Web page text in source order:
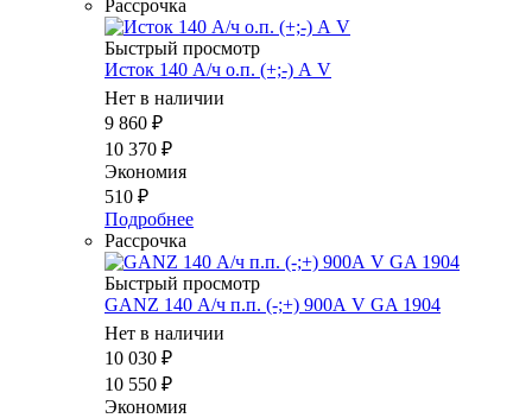
Рассрочка
Быстрый просмотр
Исток 140 А/ч о.п. (+;-) А V
Нет в наличии
9 860 ₽
10 370 ₽
Экономия
510 ₽
Подробнее
Рассрочка
Быстрый просмотр
GANZ 140 А/ч п.п. (-;+) 900А V GA 1904
Нет в наличии
10 030 ₽
10 550 ₽
Экономия